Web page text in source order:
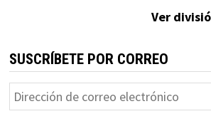
Ver
SUSCRÍBETE POR CORREO
Dirección
de